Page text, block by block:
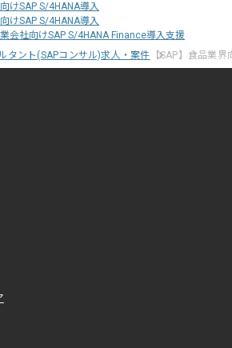
けSAP S/4HANA導入
けSAP S/4HANA導入
業会社向けSAP S/4HANA Finance導入支援
タント(SAPコンサル)求人・案件 【SAP】食品業